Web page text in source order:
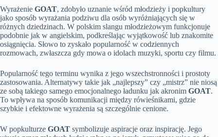
Wyrażenie GOAT, zdobyło uznanie wśród młodzieży i popkultury
jako sposób wyrażania podziwu dla osób wyróżniających się w
różnych dziedzinach. W polskim slangu młodzieżowym funkcjonuje
podobnie jak w angielskim, podkreślając wyjątkowość lub znakomite
osiągnięcia. Słowo to zyskało popularność w codziennych
rozmowach, zwłaszcza gdy mowa o idolach muzyki, sportu czy filmu.
Popularność tego terminu wynika z jego wszechstronności i prostoty
zastosowania. Alternatywy takie jak „najlepszy” czy „mistrz” nie niosą
ze sobą takiego samego emocjonalnego ładunku jak akronim GOAT.
To wpływa na sposób komunikacji między rówieśnikami, gdzie
szybkie i efektowne wyrażenia są szczególnie cenione.
W popkulturze GOAT symbolizuje aspiracje oraz inspirację. Jego